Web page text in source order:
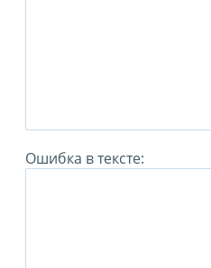
Ошибка в тексте: